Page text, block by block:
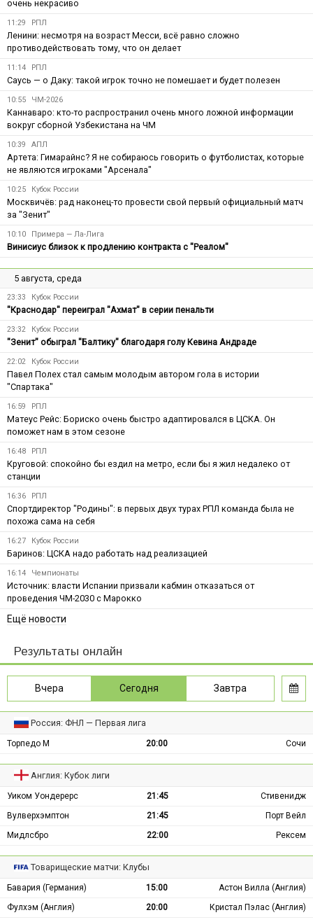
очень некрасиво
11:29 РПЛ
Ленини: несмотря на возраст Месси, всё равно сложно
противодействовать тому, что он делает
11:14 РПЛ
Саусь — о Даку: такой игрок точно не помешает и будет полезен
10:55 ЧМ-2026
Каннаваро: кто-то распространил очень много ложной информации
вокруг сборной Узбекистана на ЧМ
10:39 АПЛ
Артета: Гимарайнс? Я не собираюсь говорить о футболистах, которые
не являются игроками "Арсенала"
10:25 Кубок России
Москвичёв: рад наконец-то провести свой первый официальный матч
за "Зенит"
10:10 Примера — Ла-Лига
Винисиус близок к продлению контракта с "Реалом"
5 августа, среда
23:33 Кубок России
"Краснодар" переиграл "Ахмат" в серии пенальти
23:32 Кубок России
"Зенит" обыграл "Балтику" благодаря голу Кевина Андраде
22:02 Кубок России
Павел Полех стал самым молодым автором гола в истории
"Спартака"
16:59 РПЛ
Матеус Рейс: Бориско очень быстро адаптировался в ЦСКА. Он
поможет нам в этом сезоне
16:48 РПЛ
Круговой: спокойно бы ездил на метро, если бы я жил недалеко от
станции
16:36 РПЛ
Спортдиректор "Родины": в первых двух турах РПЛ команда была не
похожа сама на себя
16:27 Кубок России
Баринов: ЦСКА надо работать над реализацией
16:14 Чемпионаты
Источник: власти Испании призвали кабмин отказаться от
проведения ЧМ-2030 с Марокко
Ещё новости
Результаты онлайн
Вчера Сегодня Завтра
Россия: ФНЛ — Первая лига
Торпедо М 20:00 Сочи
Англия: Кубок лиги
Уиком Уондерерс 21:45
Стивенидж
Вулверхэмптон
21:45
Порт Вейл
Мидлсбро
22:00 Рексем
Товарищеские матчи: Клубы
Бавария (Германия) 15:00
Астон Вилла (Англия)
Фулхэм (Англия)
20:00 Кристал Пэлас (Англия)